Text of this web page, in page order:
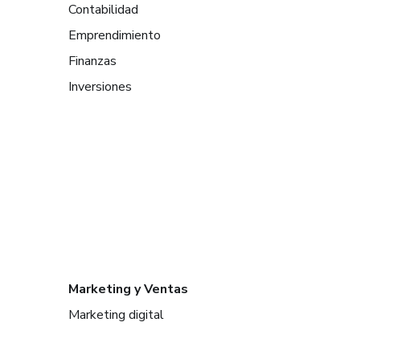
Contabilidad
Emprendimiento
Finanzas
Inversiones
Marketing y Ventas
Marketing digital